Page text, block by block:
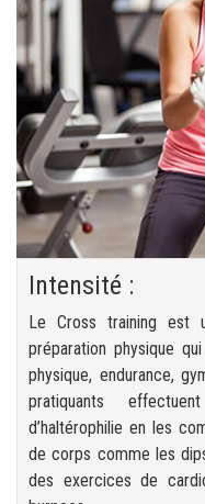
Intensité :
Le Cross training est
préparation physique
physique, endurance,
pratiquants
d’haltérophilie en les
de corps comme les
des exercices de